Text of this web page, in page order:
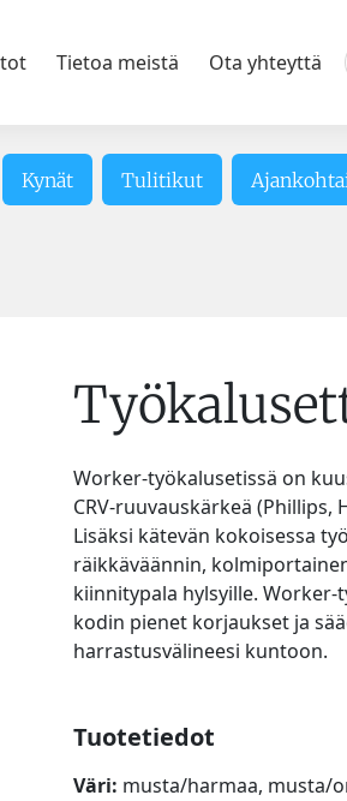
Tietoa meistä
Ota yhteyttä
Kynät Tulitikut
Worker-työkalusetissä on
CRV-ruuvauskärkeä (Phillips,
Lisäksi kätevän kokoisessa
räikkäväännin,
kiinnitypala hylsyille.
kodin pienet korjaukset ja
harrastusvälineesi kuntoon.
Tuotetiedot
Väri: musta/harmaa, musta/